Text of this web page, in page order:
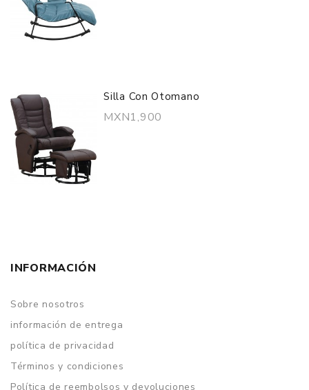
Silla Con Otomano
MXN1,900
INFORMACIÓN
Sobre nosotros
información de entrega
política de privacidad
Términos y condiciones
Política de reembolsos y devoluciones